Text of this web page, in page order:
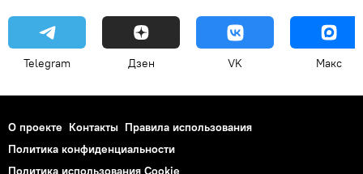
Telegram Дзен VK Макс
О проекте Контакты Правила использования
Политика конфиденциальности
Политика использования Cookie